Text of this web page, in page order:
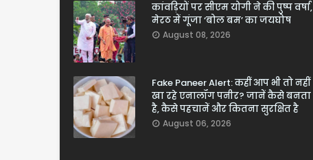
कांवड़ियों पर सीएम योगी ने की पुष्प वर्षा,
मेरठ में गूंजा ‘बोल बम’ का जयघोष
August 08, 2026
Fake Paneer Alert: कहीं आप भी तो नहीं
खा रहे एनालॉग पनीर? जानें कैसे बनता
है, कैसे पहचानें और कितना सुरक्षित है
August 06, 2026